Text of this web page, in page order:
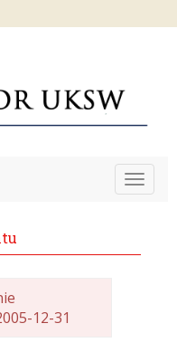
Toggle
12-31